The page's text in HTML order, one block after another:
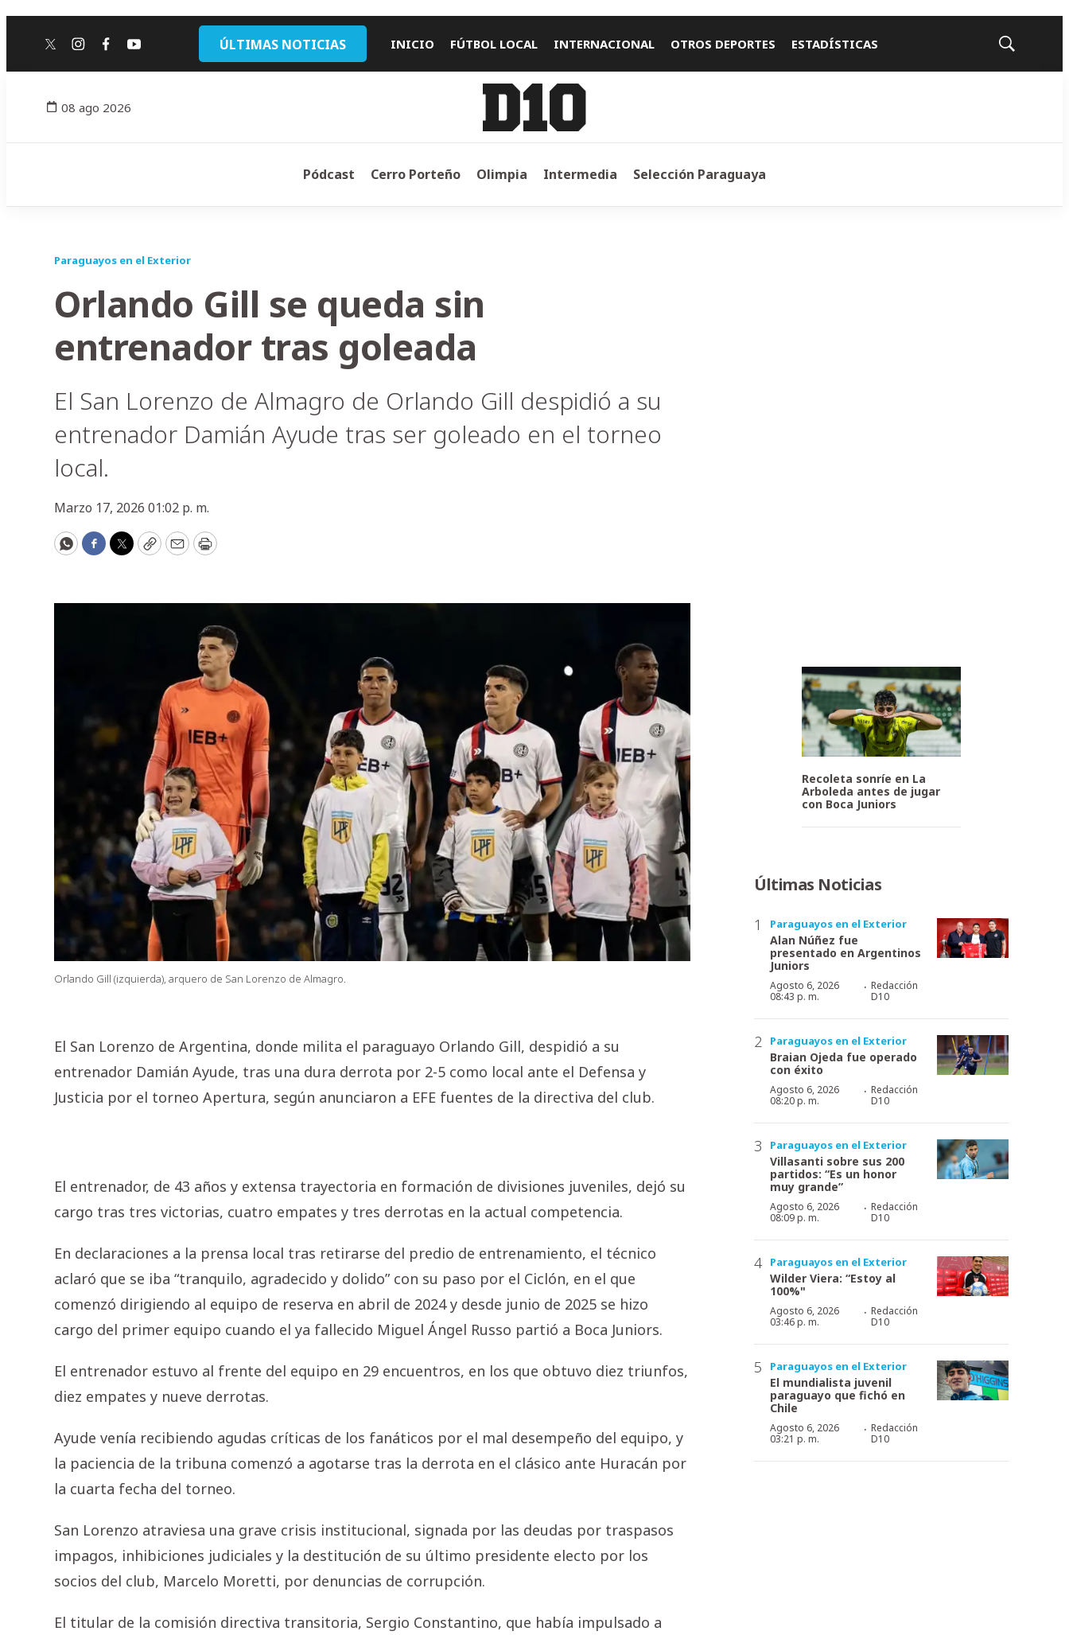
twitterinstagram
facebook
youtube ÚLTIMAS NOTICIAS INICIO FÚTBOL LOCAL INTERNACIONAL OTROS DEPORTES ESTADÍSTICAS
Mostrar
08 ago 2026
Pódcast Cerro Porteño Olimpia Intermedia Selección Paraguaya
Paraguayos en el Exterior
Orlando Gill se queda sin
entrenador tras goleada
El San Lorenzo de Almagro de Orlando Gill despidió a su
entrenador Damián Ayude tras ser goleado en el torneo
local.
Marzo 17, 2026 01:02 p. m.
WhatsApp
Facebook
Twitter
CopyEmailPrint
Orlando Gill (izquierda), arquero de San Lorenzo de Almagro.
El San Lorenzo de Argentina, donde milita el paraguayo Orlando Gill, despidió a su
entrenador Damián Ayude, tras una dura derrota por 2-5 como local ante el Defensa y
Justicia por el torneo Apertura, según anunciaron a EFE fuentes de la directiva del club.
El entrenador, de 43 años y extensa trayectoria en formación de divisiones juveniles, dejó su
cargo tras tres victorias, cuatro empates y tres derrotas en la actual competencia.
En declaraciones a la prensa local tras retirarse del predio de entrenamiento, el técnico
aclaró que se iba “tranquilo, agradecido y dolido” con su paso por el Ciclón, en el que
comenzó dirigiendo al equipo de reserva en abril de 2024 y desde junio de 2025 se hizo
cargo del primer equipo cuando el ya fallecido Miguel Ángel Russo partió a Boca Juniors.
El entrenador estuvo al frente del equipo en 29 encuentros, en los que obtuvo diez triunfos,
diez empates y nueve derrotas.
Ayude venía recibiendo agudas críticas de los fanáticos por el mal desempeño del equipo, y
la paciencia de la tribuna comenzó a agotarse tras la derrota en el clásico ante Huracán por
la cuarta fecha del torneo.
San Lorenzo atraviesa una grave crisis institucional, signada por las deudas por traspasos
impagos, inhibiciones judiciales y la destitución de su último presidente electo por los
socios del club, Marcelo Moretti, por denuncias de corrupción.
El titular de la comisión directiva transitoria, Sergio Constantino, que había impulsado a
Recoleta sonríe en La
Arboleda antes de jugar
con Boca Juniors
Últimas Noticias
Paraguayos en el Exterior
Alan Núñez fue
presentado en Argentinos
Juniors
Agosto 6, 2026
08:43 p. m.
· Redacción
D10
Paraguayos en el Exterior
Braian Ojeda fue operado
con éxito
Agosto 6, 2026
08:20 p. m.
· Redacción
D10
Paraguayos en el Exterior
Villasanti sobre sus 200
partidos: “Es un honor
muy grande”
Agosto 6, 2026
08:09 p. m.
· Redacción
D10
Paraguayos en el Exterior
Wilder Viera: “Estoy al
100%"
Agosto 6, 2026
03:46 p. m.
· Redacción
D10
Paraguayos en el Exterior
El mundialista juvenil
paraguayo que fichó en
Chile
Agosto 6, 2026
03:21 p. m.
· Redacción
D10